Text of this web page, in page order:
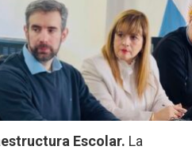
Escolar. La